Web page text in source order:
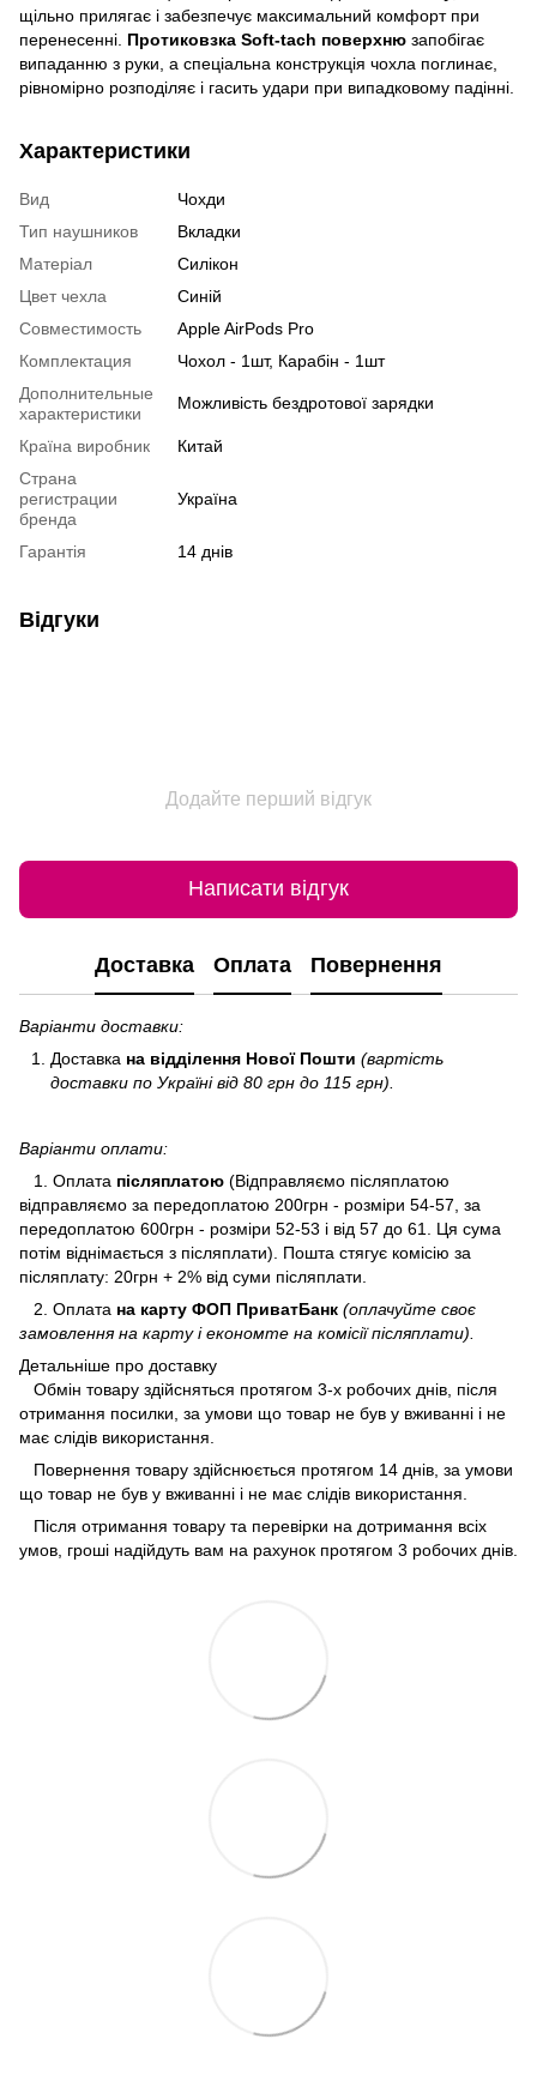
щільно прилягає і забезпечує максимальний комфорт при
перенесенні. Протиковзка Soft-tach поверхню запобігає
випаданню з руки, а спеціальна конструкція чохла поглинає,
рівномірно розподіляє і гасить удари при випадковому падінні.
Характеристики
Вид
Чохди
Тип наушников
Вкладки
Матеріал
Силікон
Цвет чехла
Синій
Совместимость
Apple AirPods Pro
Комплектация
Чохол - 1шт, Карабін - 1шт
Дополнительные
характеристики
Можливість бездротової зарядки
Країна виробник
Китай
Страна
регистрации
бренда
Україна
Гарантія 14 днiв
Відгуки
Додайте перший відгук
Написати відгук
Доставка Оплата Повернення
Варіанти доставки:
Доставка на відділення Нової Пошти (вартість
доставки по Україні від 80 грн до 115 грн).
Варіанти оплати:
1. Оплата післяплатою (Відправляємо післяплатою
відправляємо за передоплатою 200грн - розміри 54-57, за
передоплатою 600грн - розміри 52-53 і від 57 до 61. Ця сума
потім віднімається з післяплати). Пошта стягує комісію за
післяплату: 20грн + 2% від суми післяплати.
2. Оплата на карту ФОП ПриватБанк (оплачуйте своє
замовлення на карту і економте на комісії післяплати).
Детальніше про доставку
Обмін товару здійсняться протягом 3-х робочих днів, після
отримання посилки, за умови що товар не був у вживанні і не
має слідів використання.
Повернення товару здійснюється протягом 14 днів, за умови
що товар не був у вживанні і не має слідів використання.
Після отримання товару та перевірки на дотримання всіх
умов, гроші надійдуть вам на рахунок протягом 3 робочих днів.